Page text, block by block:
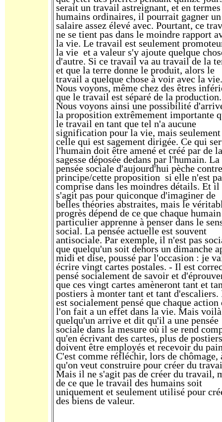
serait un travail astreignant, et en termes
humains ordinaires, il pourrait gagner un
salaire assez élevé avec. Pourtant, ce
ne se tient pas dans le moindre rapport
la vie. Le travail est seulement
la vie et a valeur s'y ajoute quelque
d'autre. Si ce travail va au travail de la
et que la terre donne le produit, alors le
travail a quelque chose à voir avec la vie.
Nous voyons, même chez des êtres
que le travail est séparé de la production.
Nous voyons ainsi une possibilité
la proposition extrêmement importante
le travail en tant que tel n'a aucune
signification pour la vie, mais seulement
celle qui est sagement dirigée. Ce qui
l'humain doit être amené et créé par de la
sagesse déposée dedans par l'humain. La
pensée sociale d'aujourd'hui pèche
principe/cette proposition si elle n'est
comprise dans les moindres détails. Et il
s'agit pas pour quiconque d'imaginer de
belles théories abstraites, mais le
progrès dépend de ce que chaque humain
particulier apprenne à penser dans le
social. La pensée actuelle est souvent
antisociale. Par exemple, il n'est pas
que quelqu'un soit dehors un dimanche
midi et dise, poussé par l'occasion : je
écrire vingt cartes postales. - Il est
pensé socialement de savoir et
que ces vingt cartes amèneront tant et
postiers à monter tant et tant
est socialement pensé que chaque action
l'on fait a un effet dans la vie. Mais
quelqu'un arrive et dit qu'il a une pensée
sociale dans la mesure où il se rend
qu'en écrivant des cartes, plus de postiers
doivent être employés et recevoir du
C'est comme réfléchir, lors de chômage,
qu'on veut construire pour créer du
Mais il ne s'agit pas de créer du travail,
de ce que le travail des humains soit
uniquement et seulement utilisé pour
des biens de valeur.